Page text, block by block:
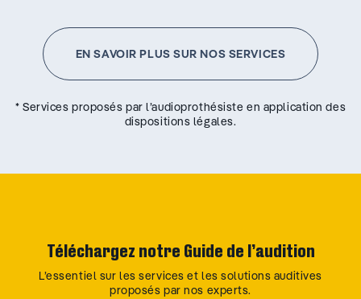
EN SAVOIR PLUS SUR NOS SERVICES
* Services proposés par l’audioprothésiste en application des
dispositions légales.
Téléchargez notre Guide de l’audition
L’essentiel sur les services et les solutions auditives
proposés par nos experts.